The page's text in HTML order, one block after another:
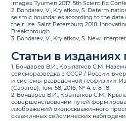
images. Tyumen 2017: 5th Scientific
2. Bondarev, V., Krylatkov, S.
seismic boundaries according to the data
their use. Saint Petersburg 2018:
Breakthrough.
3. Bondarev, V., Krylatkov, S. New
Статьи в
1. Бондарев В.И., Крылатков С.М.
сейсморазведка в СССР / России:
и системы разведочной геофизики.
(Саратов), Том: 58, 2016, № 4, с. 8-18.
2. Бондарев В.И., Крылатков С.М.,
совершенствовании путей
изображений околоскважинного
скважинных сейсмических